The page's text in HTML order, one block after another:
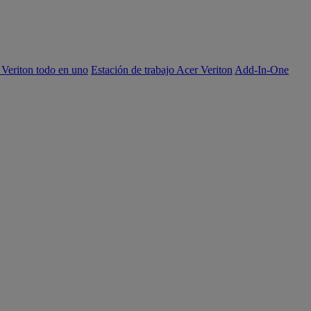
todo en uno Estación de trabajo Acer Veriton Add-In-One